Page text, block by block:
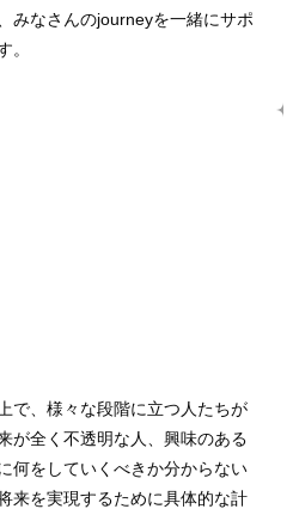
みなさんのjourneyを一緒にサポ
。
で、様々な段階に立つ人たちが
が全く不透明な人、興味のある
何をしていくべきか分からない
来を実現するために具体的な計